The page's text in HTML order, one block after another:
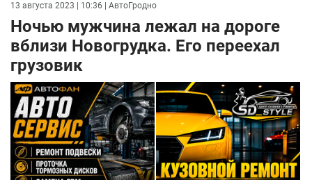
13 августа 2023 | 10:36 | АвтоГродно
Ночью мужчина лежал на дороге
вблизи Новогрудка. Его переехал
грузовик